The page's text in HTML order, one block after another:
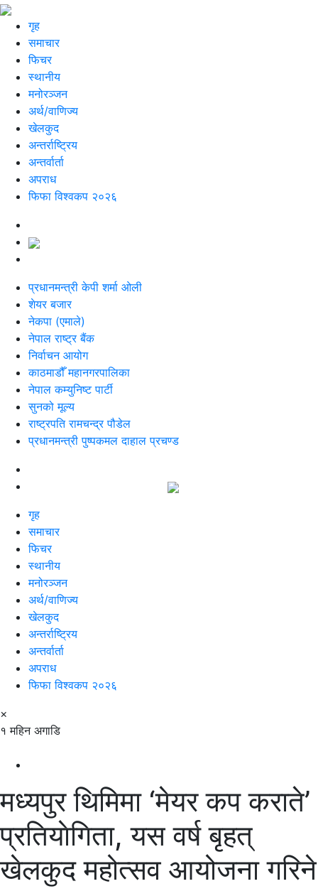
गृह
समाचार
फिचर
स्थानीय
मनोरञ्जन
अर्थ/वाणिज्य
खेलकुद
अन्तर्राष्ट्रिय
अन्तर्वार्ता
अपराध
फिफा विश्वकप २०२६
प्रधानमन्त्री केपी शर्मा ओली
शेयर बजार
नेकपा (एमाले)
नेपाल राष्ट्र बैंक
निर्वाचन आयोग
काठमाडौँ महानगरपालिका
नेपाल कम्युनिष्ट पार्टी
सुनको मूल्य
राष्ट्रपति रामचन्द्र पौडेल
प्रधानमन्त्री पुष्पकमल दाहाल प्रचण्ड
गृह
समाचार
फिचर
स्थानीय
मनोरञ्जन
अर्थ/वाणिज्य
खेलकुद
अन्तर्राष्ट्रिय
अन्तर्वार्ता
अपराध
फिफा विश्वकप २०२६
×
१ महिन अगाडि
मध्यपुर थिमिमा ‘मेयर कप कराते’
प्रतियाेगिता, यस वर्ष बृहत्
खेलकुद महोत्सव आयोजना गरिने